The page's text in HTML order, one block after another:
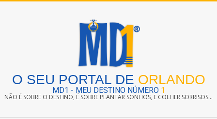
O SEU PORTAL DE ORLANDO
MD1 - MEU DESTINO NÚMERO 1
NÃO É SOBRE O DESTINO, É SOBRE PLANTAR SONHOS, E COLHER SORRISOS...